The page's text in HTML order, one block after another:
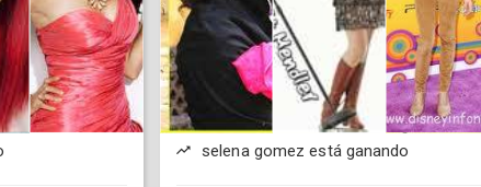
selena gomez está ganando